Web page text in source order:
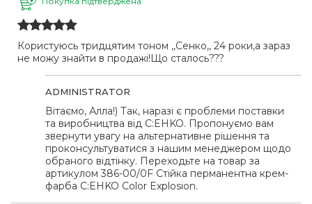
Користуюсь тридцятим тоном ,,Сенко,, 24 роки,а зараз
не можу знайти в продажі!Що сталось???
ADMINISTRATOR
Вітаємо, Алла!) Так, наразі є проблеми поставки
та виробництва від C:EHKO. Пропонуємо вам
звернути увагу на альтернативне рішення та
проконсультуватися з нашим менеджером щодо
обраного відтінку. Переходьте на товар за
артикулом 386-00/0F Стійка перманентна крем-
фарба C:EHKO Color Explosion.